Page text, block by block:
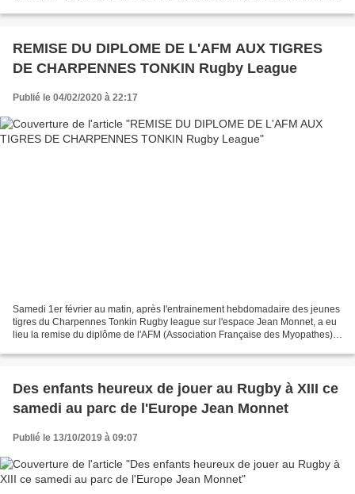
REMISE DU DIPLOME DE L'AFM AUX TIGRES
DE CHARPENNES TONKIN Rugby League
Publié le 04/02/2020 à 22:17
Samedi 1er février au matin, après l'entrainement hebdomadaire des jeunes
tigres du Charpennes Tonkin Rugby league sur l'espace Jean Monnet, a eu
lieu la remise du diplôme de l'AFM (Association Française des Myopathes)
Des enfants heureux de jouer au Rugby à XIII ce
samedi au parc de l'Europe Jean Monnet
Publié le 13/10/2019 à 09:07